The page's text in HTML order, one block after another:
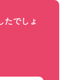
たでしょ